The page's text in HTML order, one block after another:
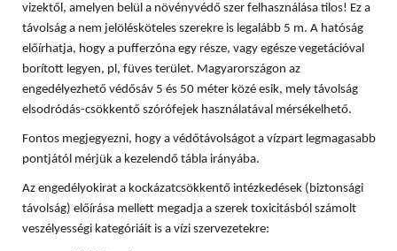
vizektől, amelyen belül a növényvédő szer felhasználása tilos! Ez a
távolság a nem jelölésköteles szerekre is legalább 5 m. A hatóság
előírhatja, hogy a pufferzóna egy része, vagy egésze vegetációval
borított legyen, pl, füves terület. Magyarországon az
engedélyezhető védősáv 5 és 50 méter közé esik, mely távolság
elsodródás-csökkentő szórófejek használatával mérsékelhető.
Fontos megjegyezni, hogy a védőtávolságot a vízpart legmagasabb
pontjától mérjük a kezelendő tábla irányába.
Az engedélyokirat a kockázatcsökkentő intézkedések (biztonsági
távolság) előírása mellett megadja a szerek toxicitásból számolt
veszélyességi kategóriáit is a vízi szervezetekre: